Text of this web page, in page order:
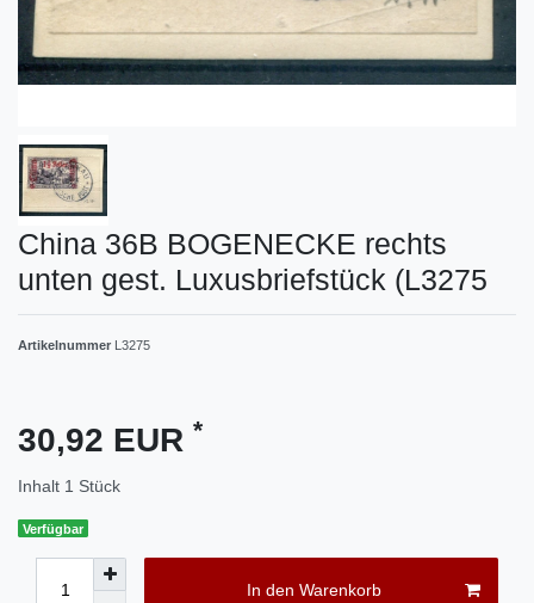
China 36B BOGENECKE rechts
unten gest. Luxusbriefstück (L3275
Artikelnummer L3275
30,92 EUR *
Inhalt 1 Stück
Verfügbar
In den Warenkorb